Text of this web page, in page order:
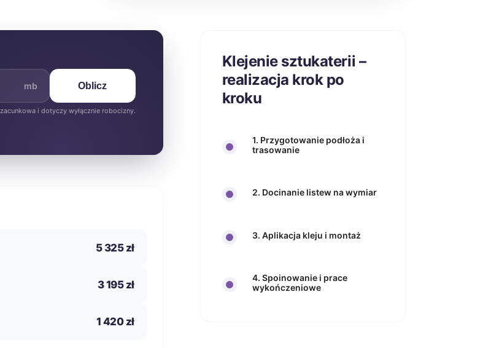
mb Oblicz
i dotyczy wyłącznie robocizny.
5 325 zł
3 195 zł
1 420 zł
Klejenie sztukaterii –
realizacja krok po
kroku
1. Przygotowanie podłoża i
trasowanie
2. Docinanie listew na wymiar
3. Aplikacja kleju i montaż
4. Spoinowanie i prace
wykończeniowe